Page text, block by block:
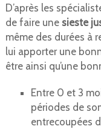
D’après les
de faire une sieste
même des durées à
lui apporter une
être ainsi qu’une
Entre 0 et 3
périodes de
entrecoupées